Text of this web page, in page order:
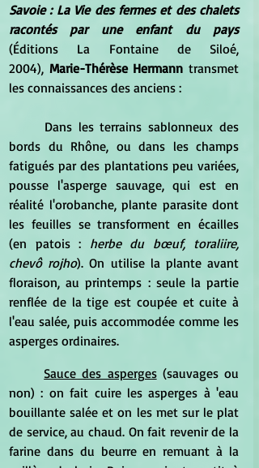
Savoie : La Vie des fermes et des chalets
racontés par une enfant du pays
(Éditions La Fontaine de Siloé,
2004), Marie-Thérèse Hermann transmet
les connaissances des anciens :
bords du Rhône, ou dans les champs
fatigués par des plantations peu variées,
pousse l'asperge sauvage, qui est en
réalité l'orobanche, plante parasite dont
les feuilles se transforment en écailles
(en patois : herbe du bœuf, toraliire,
chevô rojho). On utilise la plante avant
floraison, au printemps : seule la partie
renflée de la tige est coupée et cuite à
l'eau salée, puis accommodée comme les
asperges ordinaires.
Sauce des asperges (sauvages ou
non) : on fait cuire les asperges à 'eau
bouillante salée et on les met sur le plat
de service, au chaud. On fait revenir de la
farine dans du beurre en remuant à la